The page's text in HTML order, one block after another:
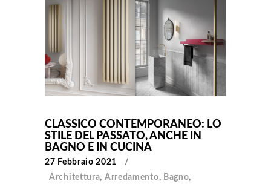
CLASSICO CONTEMPORANEO: LO
STILE DEL PASSATO, ANCHE IN
BAGNO E IN CUCINA
27 Febbraio 2021
Architettura, Arredamento, Bagno,